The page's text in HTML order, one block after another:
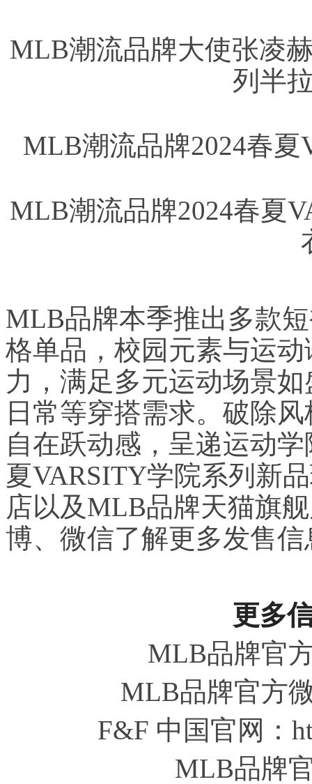
MLB潮流品牌大使张凌
列半
MLB潮流品牌2024春
MLB潮流品牌2024春夏
MLB品牌本季推出多款
格单品，校园元素与运
力，满足多元运动场景
日常等穿搭需求。破除
自在跃动感，呈递运动
夏VARSITY学院系列新
店以及MLB品牌天猫旗
博、微信了解更多发售
更多
MLB品牌官
MLB品牌官方
F&F 中国官网：
MLB品牌